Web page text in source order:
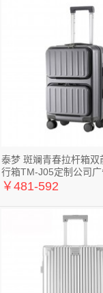
泰梦 斑斓青春拉杆箱双
行箱TM-J05定制公司
￥481-592